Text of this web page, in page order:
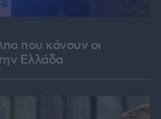
που κάνουν οι
Ελλάδα